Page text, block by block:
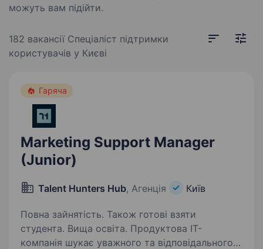
можуть вам підійти.
182 вакансії Спеціаліст підтримки
користувачів у Києві
Гаряча
Marketing Support Manager
(Junior)
Talent Hunters Hub, Агенція Київ
Повна зайнятість. Також готові взяти
студента. Вища освіта. Продуктова ІТ-
компанія шукає уважного та відповідального